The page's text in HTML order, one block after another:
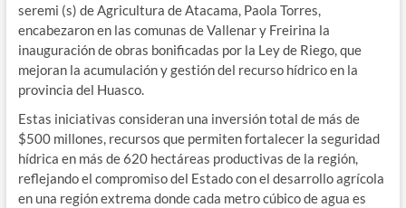
seremi (s) de Agricultura de Atacama, Paola Torres,
encabezaron en las comunas de Vallenar y Freirina la
inauguración de obras bonificadas por la Ley de Riego, que
mejoran la acumulación y gestión del recurso hídrico en la
provincia del Huasco.
Estas iniciativas consideran una inversión total de más de
$500 millones, recursos que permiten fortalecer la seguridad
hídrica en más de 620 hectáreas productivas de la región,
reflejando el compromiso del Estado con el desarrollo agrícola
en una región extrema donde cada metro cúbico de agua es